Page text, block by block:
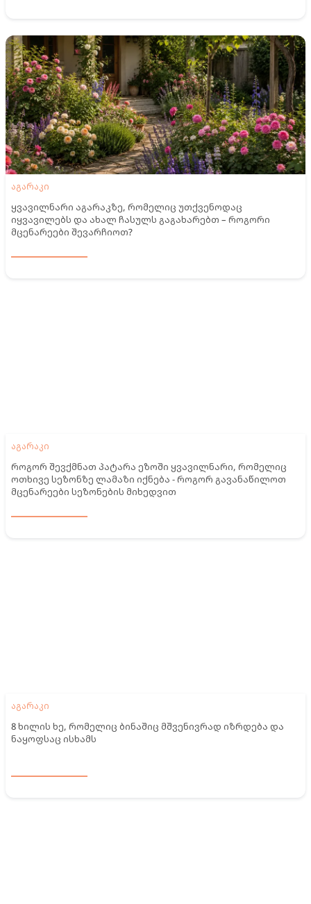
აგარაკი
ყვავილნარი აგარაკზე, რომელიც უთქვენოდაც
იყვავილებს და ახალ ჩასულს გაგახარებთ – როგორი
მცენარეები შევარჩიოთ?
აგარაკი
როგორ შევქმნათ პატარა ეზოში ყვავილნარი, რომელიც
ოთხივე სეზონზე ლამაზი იქნება - როგორ გავანაწილოთ
მცენარეები სეზონების მიხედვით
აგარაკი
8 ხილის ხე, რომელიც ბინაშიც მშვენივრად იზრდება და
ნაყოფსაც ისხამს